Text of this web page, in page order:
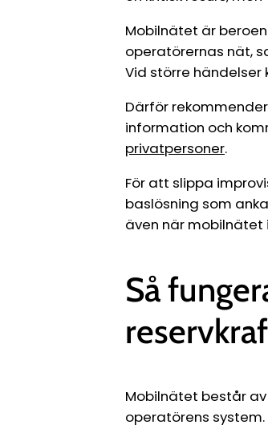
Mobilnätet är
operatörernas nät,
Vid större
Därför
information och
privatpersoner.
För att slippa
baslösning som
även när
Så
Mobilnätet består
operatörens